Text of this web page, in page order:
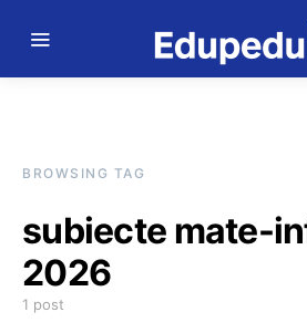
BROWSING TAG
subiecte mate-
2026
1 post